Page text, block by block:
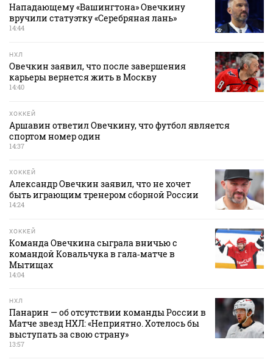
Нападающему «Вашингтона» Овечкину
вручили статуэтку «Серебряная лань»
14:44
НХЛ
Овечкин заявил, что после завершения
карьеры вернется жить в Москву
14:40
ХОККЕЙ
Аршавин ответил Овечкину, что футбол является
спортом номер один
14:37
ХОККЕЙ
Александр Овечкин заявил, что не хочет
быть играющим тренером сборной России
14:24
ХОККЕЙ
Команда Овечкина сыграла вничью с
командой Ковальчука в гала‑матче в
Мытищах
14:04
НХЛ
Панарин — об отсутствии команды России в
Матче звезд НХЛ: «Неприятно. Хотелось бы
выступать за свою страну»
13:57